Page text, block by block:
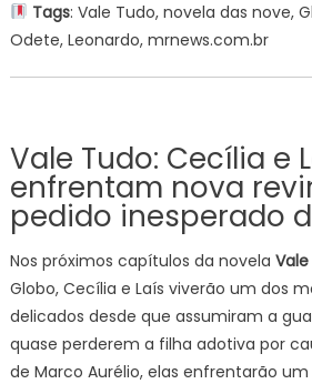
Tags: Vale Tudo, novela das nove,
Odete, Leonardo, mrnews.com.br
Vale Tudo: Cecília e
enfrentam nova
pedido inesperado
Nos próximos capítulos da novela
Globo, Cecília e Laís viverão um dos
delicados desde que assumiram a
quase perderem a filha adotiva por
de Marco Aurélio, elas enfrentarão